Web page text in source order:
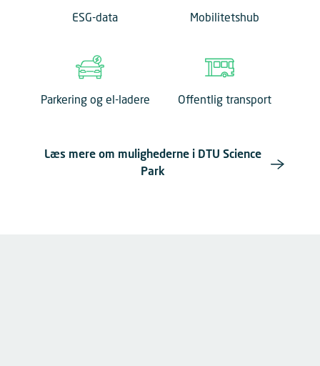
ESG-data Mobilitetshub
Parkering og el-ladere Offentlig transport
Læs mere om mulighederne i DTU Science
Park